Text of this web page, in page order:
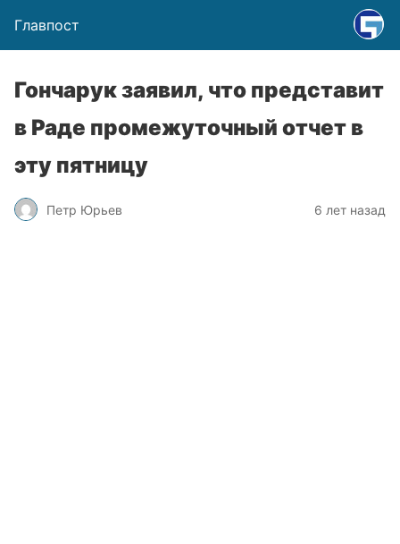
Главпост
Гончарук заявил, что представит
в Раде промежуточный отчет в
эту пятницу
Петр Юрьев 6 лет назад